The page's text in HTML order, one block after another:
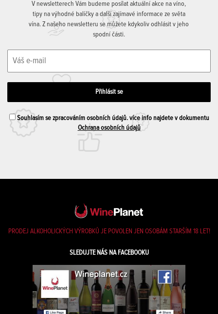
V newsletterech Vám budeme posílat aktuální akce na víno,
tipy na výhodné balíčky a další zajímavé informace ze světa
vína. Z našeho newsletteru se můžete kdykoliv odhlásit v jeho
spodní části.
Souhlasím se zpracováním osobních údajů. více info najdete v dokumentu
Ochrana osobních údajů
PRODEJ ALKOHOLICKÝCH VÝROBKŮ JE POVOLEN JEN OSOBÁM STARŠÍM 18 LET!
SLEDUJTE NÁS NA FACEBOOKU